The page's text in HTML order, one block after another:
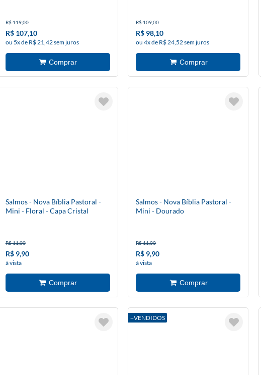
R$ 119,00
R$ 107,10
ou 5x de R$ 21,42 sem juros
R$ 109,00
R$ 98,10
ou 4x de R$ 24,52 sem juros
Salmos - Nova Bíblia Pastoral -
Mini - Floral - Capa Cristal
R$ 11,00
R$ 9,90
à vista
Salmos - Nova Bíblia Pastoral -
Mini - Dourado
R$ 11,00
R$ 9,90
à vista
+VENDIDOS